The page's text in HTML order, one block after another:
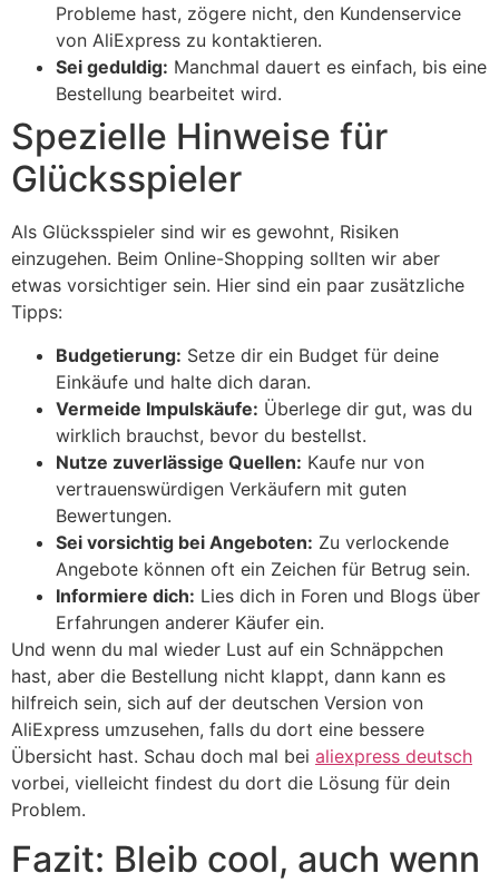
Probleme hast, zögere nicht, den Kundenservice
von AliExpress zu kontaktieren.
Sei geduldig: Manchmal dauert es einfach, bis eine
Bestellung bearbeitet wird.
Spezielle Hinweise für
Glücksspieler
Als Glücksspieler sind wir es gewohnt, Risiken
einzugehen. Beim Online-Shopping sollten wir aber
etwas vorsichtiger sein. Hier sind ein paar zusätzliche
Tipps:
Budgetierung: Setze dir ein Budget für deine
Einkäufe und halte dich daran.
Vermeide Impulskäufe: Überlege dir gut, was du
wirklich brauchst, bevor du bestellst.
Nutze zuverlässige Quellen: Kaufe nur von
vertrauenswürdigen Verkäufern mit guten
Bewertungen.
Sei vorsichtig bei Angeboten: Zu verlockende
Angebote können oft ein Zeichen für Betrug sein.
Informiere dich: Lies dich in Foren und Blogs über
Erfahrungen anderer Käufer ein.
Und wenn du mal wieder Lust auf ein Schnäppchen
hast, aber die Bestellung nicht klappt, dann kann es
hilfreich sein, sich auf der deutschen Version von
AliExpress umzusehen, falls du dort eine bessere
Übersicht hast. Schau doch mal bei aliexpress deutsch
vorbei, vielleicht findest du dort die Lösung für dein
Problem.
Fazit: Bleib cool, auch wenn